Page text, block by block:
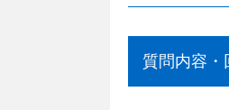
質問内容・